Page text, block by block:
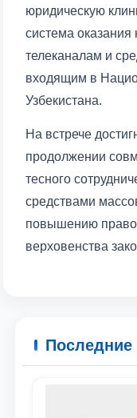
отправить
юридическую
система оказания
телеканалам и
входящим в
Узбекистана.
На встрече
продолжении
тесного
средствами
повышению
верховенства
Последние